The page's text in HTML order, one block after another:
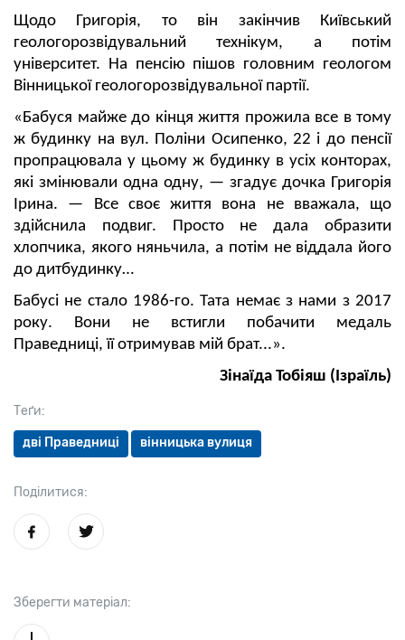
Теґи:
дві Праведниці вінницька вулиця
Поділитися:
Зберегти матеріал:
Щодо Григорія, то він закінчив Київський
геологорозвідувальний технікум, а потім
університет. На пенсію пішов головним геологом
Вінницької геологорозвідувальної партії.
«Бабуся майже до кінця життя прожила все в тому
ж будинку на вул. Поліни Осипенко, 22 і до пенсії
пропрацювала у цьому ж будинку в усіх конторах,
які змінювали одна одну, — згадує дочка Григорія
Ірина. — Все своє життя вона не вважала, що
здійснила подвиг. Просто не дала образити
хлопчика, якого няньчила, а потім не віддала його
до дитбудинку…
Бабусі не стало 1986-го. Тата немає з нами з 2017
року. Вони не встигли побачити медаль
Праведниці, її отримував мій брат...».
Зінаїда Тобіяш (Ізраїль)